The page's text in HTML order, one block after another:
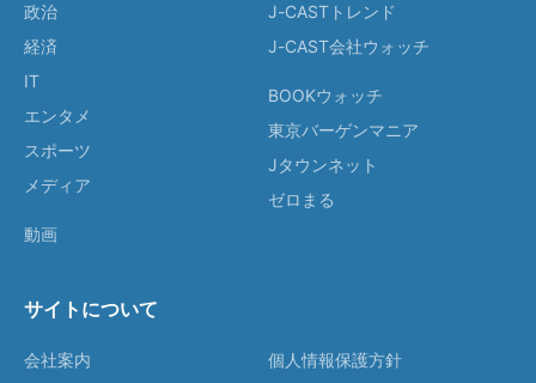
政治
経済
IT
エンタメ
スポーツ
メディア
動画
J-CASTトレンド
J-CAST会社ウォッチ
BOOKウォッチ
東京バーゲンマニア
Jタウンネット
ゼロまる
サイトについて
会社案内 個人情報保護方針